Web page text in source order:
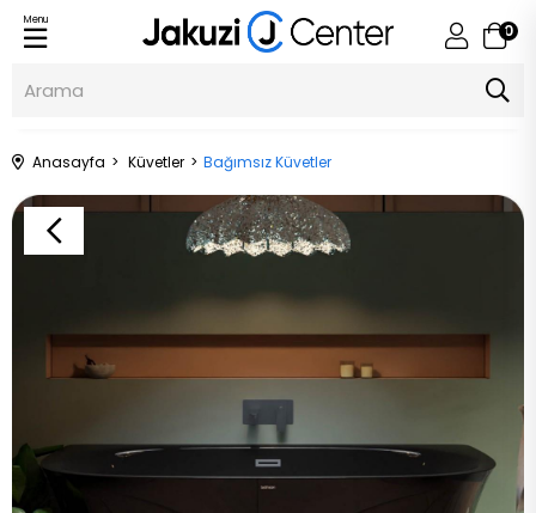
0
Menu
Anasayfa Küvetler Bağımsız Küvetler